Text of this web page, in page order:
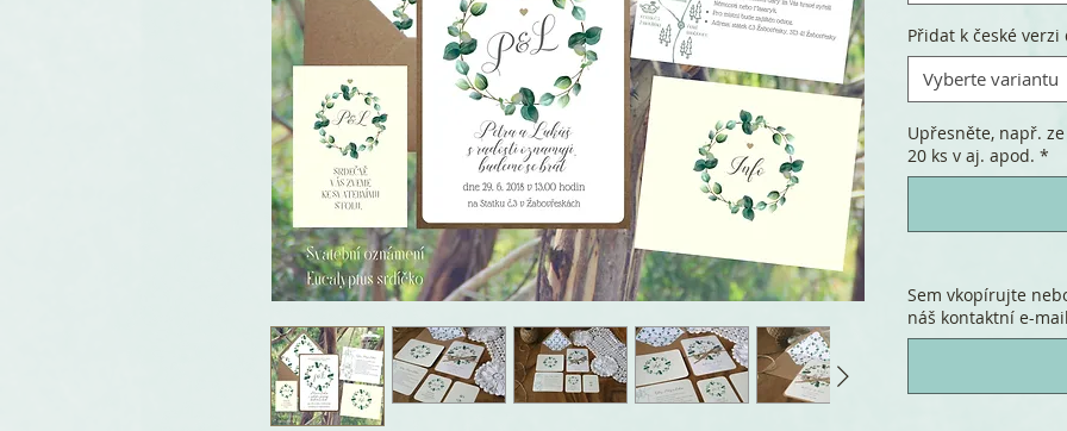
Přidat k české verzi
Vyberte variantu
Upřesněte, např.
20 ks v aj. apod. *
Sem vkopírujte
náš kontaktní e-